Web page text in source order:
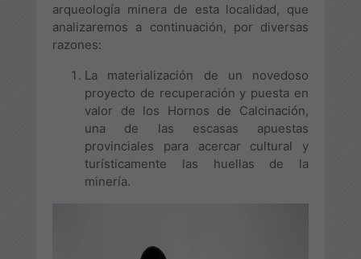
arqueología minera de esta localidad, que
analizaremos a continuación, por diversas
razones:
La materialización de un novedoso
proyecto de recuperación y puesta en
valor de los Hornos de Calcinación,
una de las escasas apuestas
provinciales para acercar cultural y
turísticamente las huellas de la
minería.